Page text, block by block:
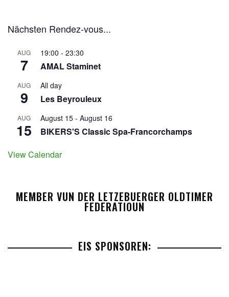
Nächsten Rendez-vous...
AUG
7
19:00 - 23:30
AMAL Staminet
AUG
9
All day
Les Beyrouleux
AUG
15
August 15 - August 16
BIKERS'S Classic Spa-Francorchamps
View Calendar
MEMBER VUN DER LETZEBUERGER OLDTIMER
FEDERATIOUN
EIS SPONSOREN: